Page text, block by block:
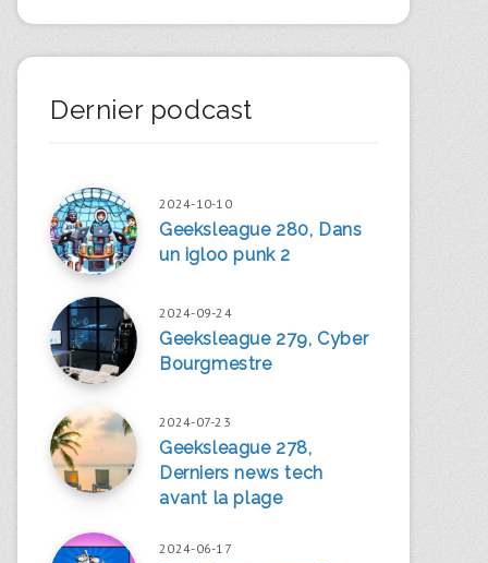
Dernier podcast
2024-10-10
Geeksleague 280, Dans
un igloo punk 2
2024-09-24
Geeksleague 279, Cyber
Bourgmestre
2024-07-23
Geeksleague 278,
Derniers news tech
avant la plage
2024-06-17